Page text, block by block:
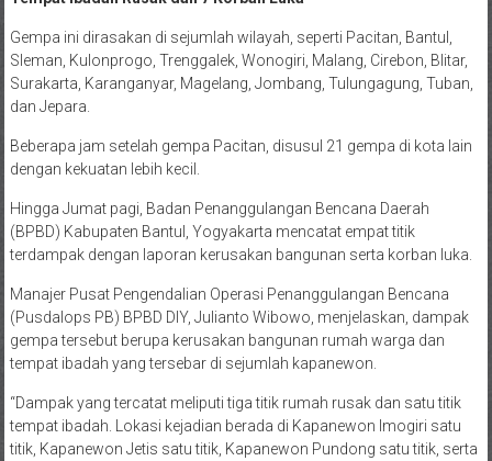
Gempa ini dirasakan di sejumlah wilayah, seperti Pacitan, Bantul,
Sleman, Kulonprogo, Trenggalek, Wonogiri, Malang, Cirebon, Blitar,
Surakarta, Karanganyar, Magelang, Jombang, Tulungagung, Tuban,
dan Jepara.
Beberapa jam setelah gempa Pacitan, disusul 21 gempa di kota lain
dengan kekuatan lebih kecil.
Hingga Jumat pagi, Badan Penanggulangan Bencana Daerah
(BPBD) Kabupaten Bantul, Yogyakarta mencatat empat titik
terdampak dengan laporan kerusakan bangunan serta korban luka.
Manajer Pusat Pengendalian Operasi Penanggulangan Bencana
(Pusdalops PB) BPBD DIY, Julianto Wibowo, menjelaskan, dampak
gempa tersebut berupa kerusakan bangunan rumah warga dan
tempat ibadah yang tersebar di sejumlah kapanewon.
“Dampak yang tercatat meliputi tiga titik rumah rusak dan satu titik
tempat ibadah. Lokasi kejadian berada di Kapanewon Imogiri satu
titik, Kapanewon Jetis satu titik, Kapanewon Pundong satu titik, serta